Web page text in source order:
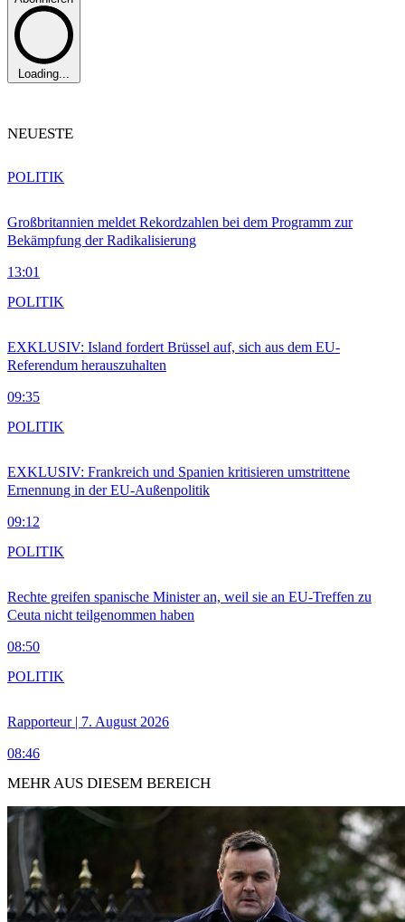
Loading...
NEUESTE
Großbritannien meldet Rekordzahlen bei dem Programm zur
Bekämpfung der Radikalisierung
13:01
POLITIK
EXKLUSIV: Island fordert Brüssel auf, sich aus dem EU-
Referendum herauszuhalten
09:35
POLITIK
EXKLUSIV: Frankreich und Spanien kritisieren umstrittene
Ernennung in der EU-Außenpolitik
09:12
POLITIK
Rechte greifen spanische Minister an, weil sie an EU-Treffen zu
Ceuta nicht teilgenommen haben
08:50
POLITIK
Rapporteur | 7. August 2026
08:46
POLITIK
MEHR AUS DIESEM BEREICH